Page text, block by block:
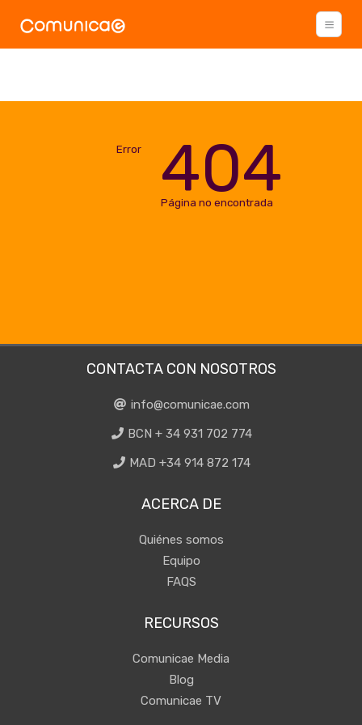
Error 404
Página no encontrada
CONTACTA CON NOSOTROS
info@comunicae.com
BCN + 34 931 702 774
MAD +34 914 872 174
ACERCA DE
Quiénes somos
Equipo
FAQS
RECURSOS
Comunicae Media
Blog
Comunicae TV